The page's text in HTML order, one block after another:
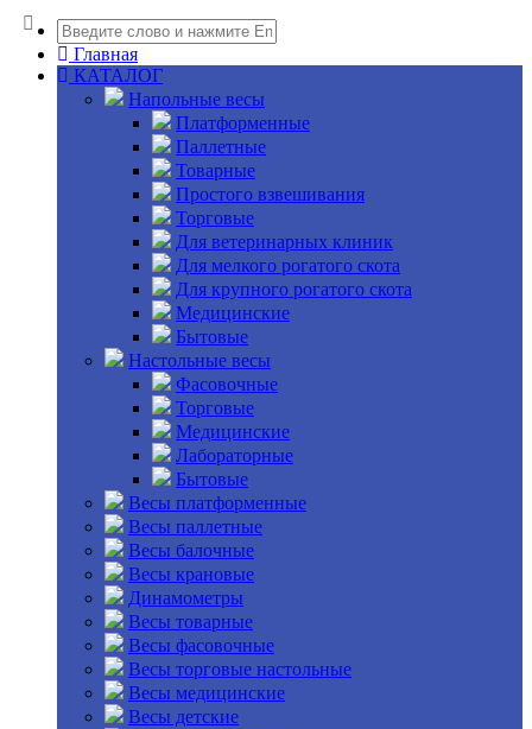
Главная
КАТАЛОГ
Напольные весы
Платформенные
Паллетные
Товарные
Простого взвешивания
Торговые
Для ветеринарных клиник
Для мелкого рогатого скота
Для крупного рогатого скота
Медицинские
Бытовые
Настольные весы
Фасовочные
Торговые
Медицинские
Лабораторные
Бытовые
Весы платформенные
Весы паллетные
Весы балочные
Весы крановые
Динамометры
Весы товарные
Весы фасовочные
Весы торговые настольные
Весы медицинские
Весы детские